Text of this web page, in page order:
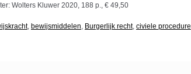
Wolters Kluwer 2020, 188 p., € 49,50
, bewijsmiddelen, Burgerlijk recht, civiele procedure